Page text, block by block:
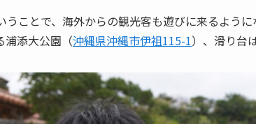
うことで、海外からの観光客も遊びに来るよう
浦添大公園（沖縄県沖縄市伊祖115-1）、滑り台